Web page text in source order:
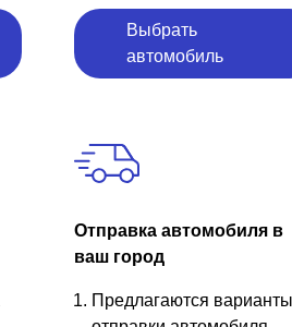
Выбрать
автомобиль
Отправка автомобиля в
ваш город
Предлагаются варианты